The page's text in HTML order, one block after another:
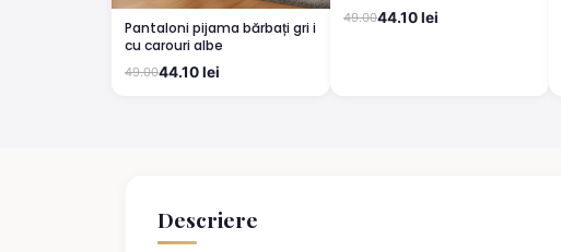
Pantaloni pijama bărbați gri i
cu carouri albe
49.0044.10 lei
imprimeu negru cu dungi
colorate
49.0044.10 lei
Descriere